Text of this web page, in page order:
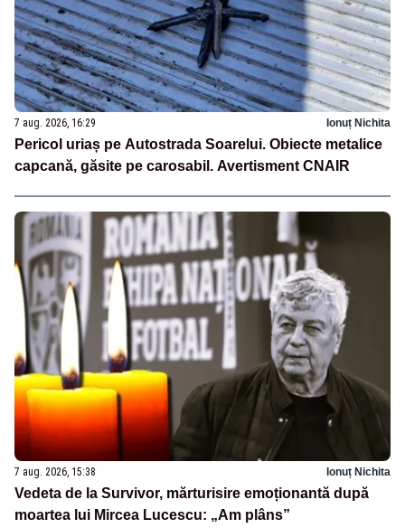
7 aug. 2026, 16:29 Ionuț Nichita
Pericol uriaș pe Autostrada Soarelui. Obiecte metalice
capcană, găsite pe carosabil. Avertisment CNAIR
7 aug. 2026, 15:38 Ionuț Nichita
Vedeta de la Survivor, mărturisire emoționantă după
moartea lui Mircea Lucescu: „Am plâns”